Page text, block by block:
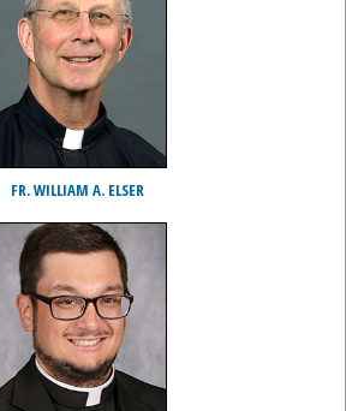
FR. WILLIAM A. ELSER